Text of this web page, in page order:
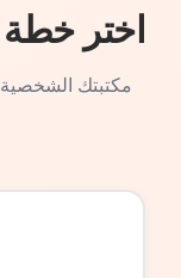
اختر خطة
مكتبتك الشخصية